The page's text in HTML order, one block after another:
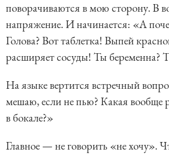
поворачиваются в мою сторону. В
напряжение. И начинается: «А
Голова? Вот таблетка! Выпей
расширяет сосуды! Ты беременна?
На языке вертится встречный
мешаю, если не пью? Какая вообще
в бокале?»
Главное — не говорить «не хочу».